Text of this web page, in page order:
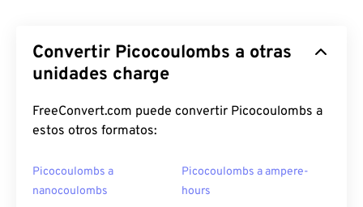
Convertir Picocoulombs a otras
unidades charge
FreeConvert.com puede convertir Picocoulombs a
estos otros formatos:
Picocoulombs a
nanocoulombs
Picocoulombs a ampere-
hours